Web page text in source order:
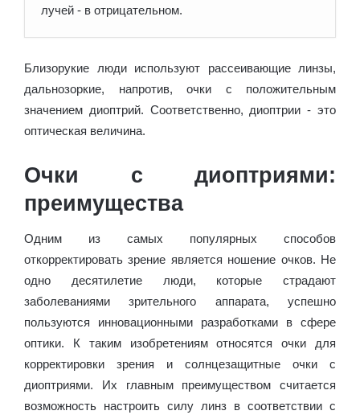
лучей - в отрицательном.
Близорукие люди используют рассеивающие линзы,
дальнозоркие, напротив, очки с положительным
значением диоптрий. Соответственно, диоптрии - это
оптическая величина.
Очки с диоптриями:
преимущества
Одним из самых популярных способов
откорректировать зрение является ношение очков. Не
одно десятилетие люди, которые страдают
заболеваниями зрительного аппарата, успешно
пользуются инновационными разработками в сфере
оптики. К таким изобретениям относятся очки для
корректировки зрения и солнцезащитные очки с
диоптриями. Их главным преимуществом считается
возможность настроить силу линз в соответствии с